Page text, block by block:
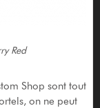
Red
Shop sont tout
on ne peut